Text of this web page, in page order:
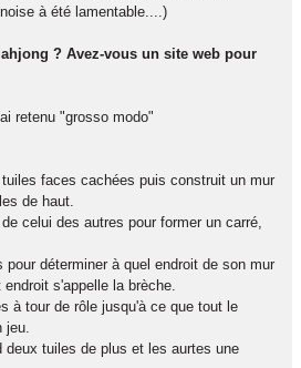
à été lamentable....)
? Avez-vous un site web pour
retenu "grosso modo"
faces cachées puis construit un mur
de haut.
celui des autres pour former un carré,
pour déterminer à quel endroit de son mur
s'appelle la brèche.
à tour de rôle jusqu'à ce que tout le
jeu.
deux tuiles de plus et les aurtes une